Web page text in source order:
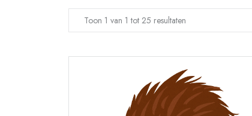
Toon 1 van 1 tot 25 resultaten